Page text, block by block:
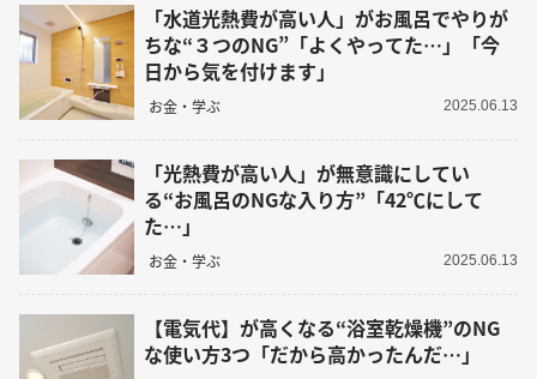
「水道光熱費が高い人」がお風呂でやりが
ちな“３つのNG”「よくやってた…」「今
日から気を付けます」
お金・学ぶ 2025.06.13
「光熱費が高い人」が無意識にしてい
る“お風呂のNGな入り方”「42℃にして
た…」
お金・学ぶ 2025.06.13
【電気代】が高くなる“浴室乾燥機”のNG
な使い方3つ「だから高かったんだ…」